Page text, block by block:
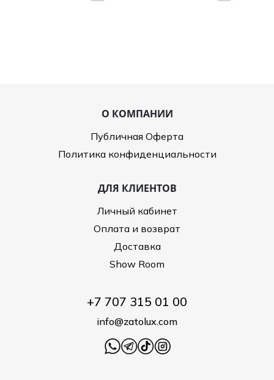
О КОМПАНИИ
Публичная Оферта
Политика конфиденциальности
ДЛЯ КЛИЕНТОВ
Личный кабинет
Оплата и возврат
Доставка
Show Room
+7 707 315 01 00
info@zatolux.com